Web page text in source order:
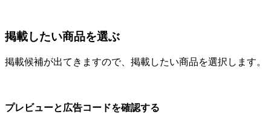
掲載したい商品を選ぶ
掲載候補が出てきますので、掲載したい商品を選択します。
プレビューと広告コードを確認する